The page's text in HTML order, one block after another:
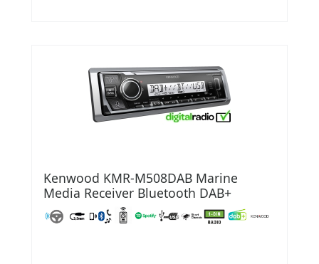
Kenwood KMR-M508DAB Marine
Media Receiver Bluetooth DAB+